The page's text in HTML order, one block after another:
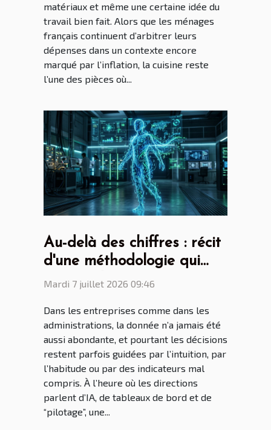
matériaux et même une certaine idée du
travail bien fait. Alors que les ménages
français continuent d’arbitrer leurs
dépenses dans un contexte encore
marqué par l’inflation, la cuisine reste
l’une des pièces où...
Au-delà des chiffres : récit
d'une méthodologie qui
surprend
Mardi 7 juillet 2026 09:46
Dans les entreprises comme dans les
administrations, la donnée n’a jamais été
aussi abondante, et pourtant les décisions
restent parfois guidées par l’intuition, par
l’habitude ou par des indicateurs mal
compris. À l’heure où les directions
parlent d’IA, de tableaux de bord et de
“pilotage”, une...